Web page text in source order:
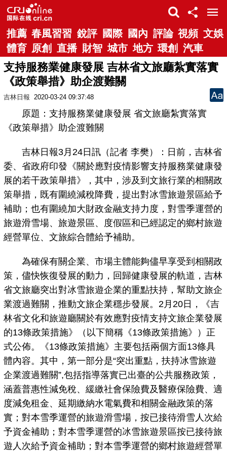
推薦 春風習習 銳評 國際 國內 評論 視頻 文娛
體育 原創 直播 財智 城市 地方 環創 汽車
支持服務業健康發展 吉林省文旅廳紮實落實
《政策舉措》助企渡難關
吉林日報 2020-03-24 09:37:48
原題：支持服務業健康發展 省文旅廳紮實落實
《政策舉措》助企渡難關
吉林日報3月24日訊（記者 李樊）：日前，吉林省
委、省政府印發《關於應對疫情影響支持服務業健康發
展的若干政策舉措》，其中，涉及到文旅行業的相關政
策舉措，既有圍繞減稅降費，提出對冰雪旅遊景區給予
補助；也有圍繞加大財政金融支持力度，對雪季運營的
旅遊滑雪場、旅遊景區、度假區和已經認定的鄉村旅遊
經營單位、文旅綜合體給予補助。
為確保有關企業、市場主體能夠儘早享受到相關政
策，儘快恢復發展的動力，回歸健康發展的軌道，吉林
省文旅廳突出對冰雪旅遊企業的重點扶持，幫助文旅企
業渡過難關，推動文旅企業穩步發展。2月20日，《吉
林省文化和旅遊廳關於有效應對疫情支持文旅企業發展
的13條政策措施》（以下簡稱《13條政策措施》）正
式公佈。《13條政策措施》主要包括兩個方面13條具
體內容。其中，第一部分是“突出重點，扶持冰雪旅遊
企業渡過難關”,包括指導落實已出臺的公共服務政策，
涵蓋普惠性減免稅、緩繳社會保險費及醫療保險費、適
度減免租金、延期繳納水電氣費和相關金融政策的落
實；對本雪季運營的旅遊滑雪場，按已接待滑雪人次給
予資金補助；對本雪季運營的冰雪旅遊景區按已接待旅
遊人次給予資金補助；對本雪季運營的鄉村旅遊經營單